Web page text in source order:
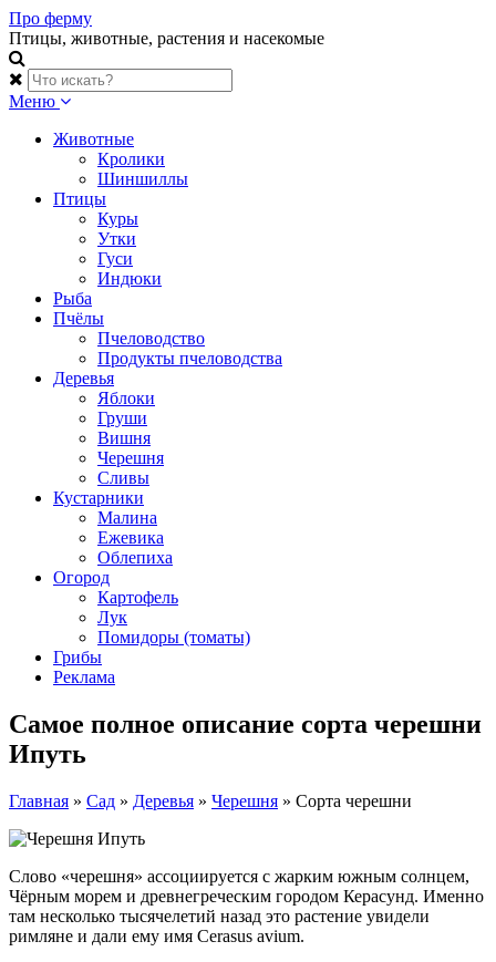
Skip
to
content
Про ферму
Птицы, животные, растения и насекомые
Меню
Животные
Кролики
Шиншиллы
Птицы
Куры
Утки
Гуси
Индюки
Рыба
Пчёлы
Пчеловодство
Продукты пчеловодства
Деревья
Яблоки
Груши
Вишня
Черешня
Сливы
Кустарники
Малина
Ежевика
Облепиха
Огород
Картофель
Лук
Помидоры (томаты)
Грибы
Реклама
Самое полное описание сорта черешни
Ипуть
Главная » Сад » Деревья » Черешня » Сорта черешни
Слово «черешня» ассоциируется с жарким южным солнцем,
Чёрным морем и древнегреческим городом Керасунд. Именно
там несколько тысячелетий назад это растение увидели
римляне и дали ему имя Cerasus avium.